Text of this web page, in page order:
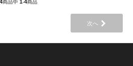
4商品中 1-4商品
次へ